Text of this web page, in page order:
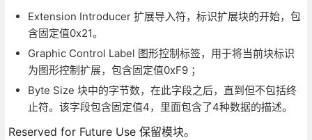
Extension Introducer 扩展导入符，标识扩展块的开始，包
含固定值0x21。
Graphic Control Label 图形控制标签，用于将当前块标识
为图形控制扩展，包含固定值0xF9 ；
Byte Size 块中的字节数，在此字段之后，直到但不包括终
止符。该字段包含固定值4，里面包含了4种数据的描述。
Reserved for Future Use 保留模块。